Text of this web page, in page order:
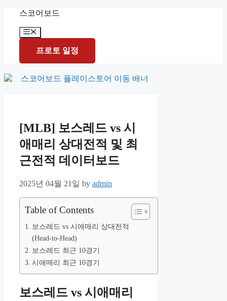
content
스코어보드
Menu
프로토 일정
[MLB] 보스레드 vs 시
애매리 상대전적 및 최
근전적 데이터보드
2025년 04월 21일 by admin
Table of Contents
보스레드 vs 시애매리 상대전적
(Head-to-Head)
보스레드 최근 10경기
시애매리 최근 10경기
보스레드 vs 시애매리